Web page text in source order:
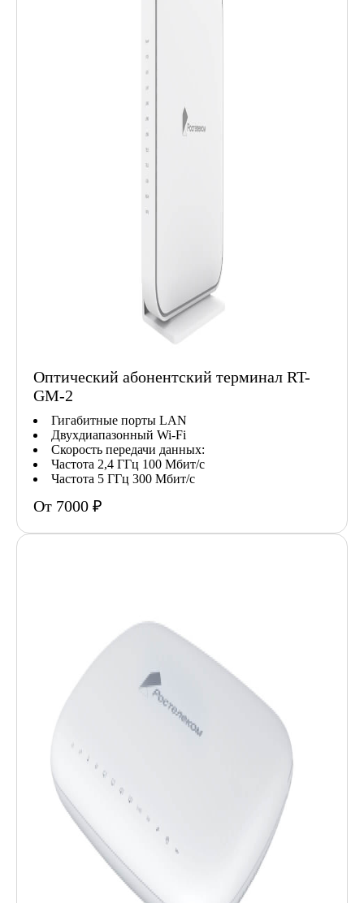
Оптический абонентский терминал RT-
GM-2
Гигабитные порты LAN
Двухдиапазонный Wi-Fi
Скорость передачи данных:
Частота 2,4 ГГц 100 Мбит/с
Частота 5 ГГц 300 Мбит/с
От 7000 ₽